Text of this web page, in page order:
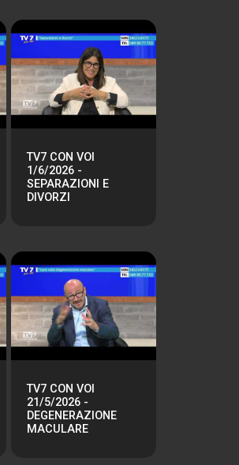
TV7 CON VOI
1/6/2026 -
SEPARAZIONI E
DIVORZI
TV7 CON VOI
21/5/2026 -
DEGENERAZIONE
MACULARE